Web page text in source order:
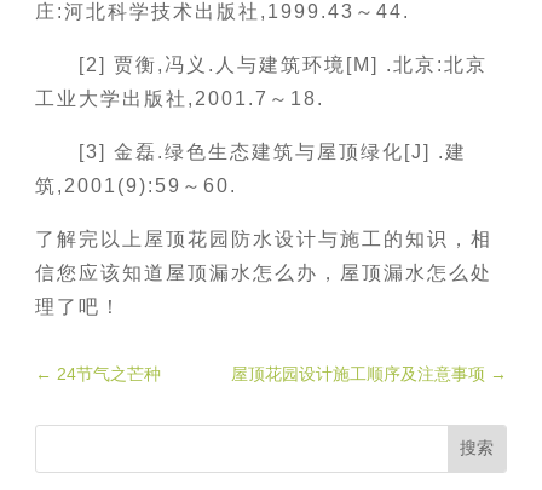
庄:河北科学技术出版社,1999.43～44.
[2] 贾衡,冯义.人与建筑环境[M] .北京:北京
工业大学出版社,2001.7～18.
[3] 金磊.绿色生态建筑与屋顶绿化[J] .建
筑,2001(9):59～60.
了解完以上屋顶花园防水设计与施工的知识，相
信您应该知道屋顶漏水怎么办，屋顶漏水怎么处
理了吧！
← 24节气之芒种 屋顶花园设计施工顺序及注意事项 →